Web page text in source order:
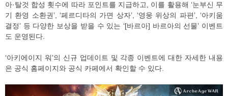
아·탈것 합성 횟수에 따라 포인트를 지급하고, 이를 활용해 ‘눈부신 무
기 환영 소환권’, ‘페르디타의 가면 상자’, ‘영웅 위상의 파편’, ‘아키움
결정’ 등 다양한 보상을 받을 수 있는 ‘[바르아] 바르아의 선물’ 이벤트
도 운영된다.
‘아키에이지 워’의 신규 업데이트 및 각종 이벤트에 대한 자세한 내용
은 공식 홈페이지와 공식 카페에서 확인할 수 있다.